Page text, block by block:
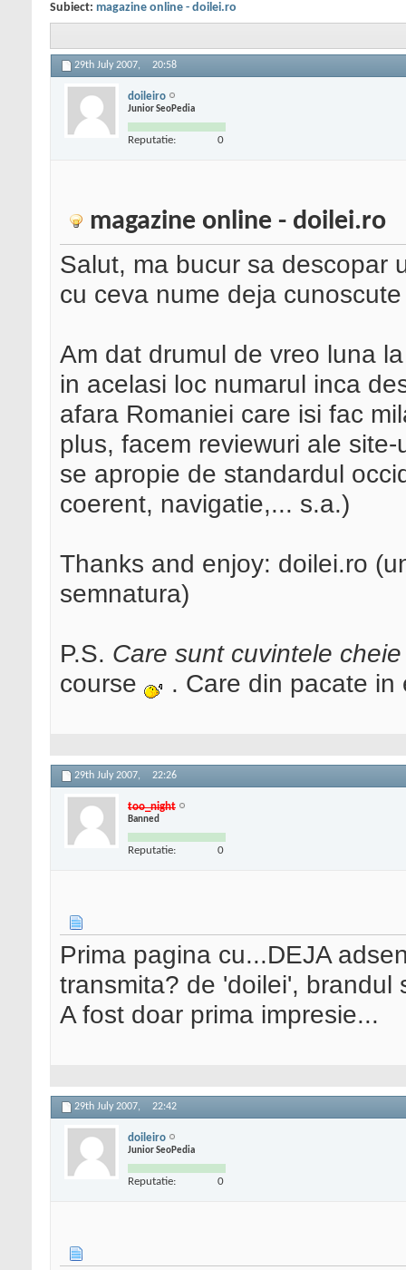
Subiect: magazine online - doilei.ro
29th July 2007, 20:58
doileiro
Junior SeoPedia
Reputatie: 0
magazine online - doilei.ro
Salut, ma bucur sa descopar
cu ceva nume deja
Am dat drumul de vreo luna
in acelasi loc numarul inca
afara Romaniei care isi fac
plus, facem reviewuri ale
se apropie de standardul
coerent, navigatie,... s.a.)
Thanks and enjoy: doilei.ro
semnatura)
P.S. Care sunt cuvintele
course
. Care din pacate
29th July 2007, 22:26
too_night
Banned
Reputatie: 0
Prima pagina cu...DEJA
transmita? de 'doilei', brandul
A fost doar prima impresie...
29th July 2007, 22:42
doileiro
Junior SeoPedia
Reputatie: 0